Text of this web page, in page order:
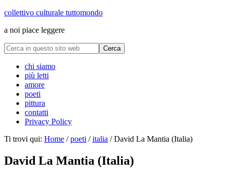
collettivo culturale tuttomondo
a noi piace leggere
chi siamo
più letti
amore
poeti
pittura
contatti
Privacy Policy
Ti trovi qui: Home / poeti / italia /David La Mantia (Italia)
David La Mantia (Italia)